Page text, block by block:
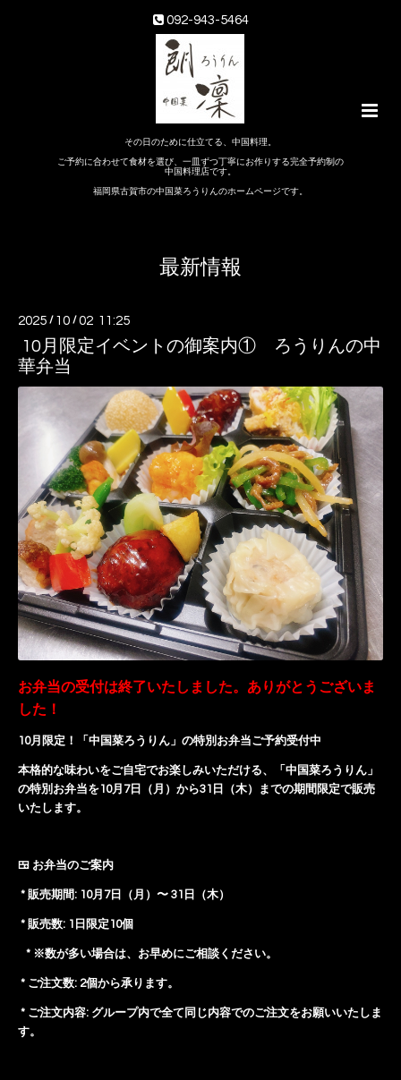
092-943-5464
その日のために仕立てる、中国料理。
ご予約に合わせて食材を選び、一皿ずつ丁寧にお作りする完全予約制の
中国料理店です。
福岡県古賀市の中国菜ろうりんのホームページです。
最新情報
2025 / 10 /02 11:25
10月限定イベントの御案内① ろうりんの中
華弁当
お弁当の受付は終了いたしました。ありがとうございま
した！
10月限定！「中国菜ろうりん」の特別お弁当ご予約受付中
本格的な味わいをご自宅でお楽しみいただける、「中国菜ろうりん」
の特別お弁当を10月7日（月）から31日（木）までの期間限定で販売
いたします。
🍱 お弁当のご案内
* 販売期間: 10月7日（月）〜 31日（木）
* 販売数: 1日限定10個
* ※数が多い場合は、お早めにご相談ください。
* ご注文数: 2個から承ります。
* ご注文内容: グループ内で全て同じ内容でのご注文をお願いいたしま
す。